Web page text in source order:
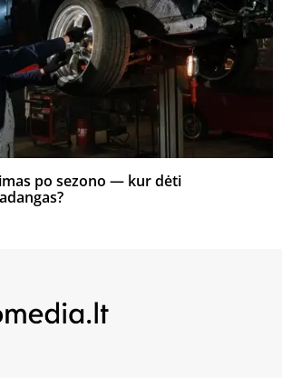
po sezono — kur dėti